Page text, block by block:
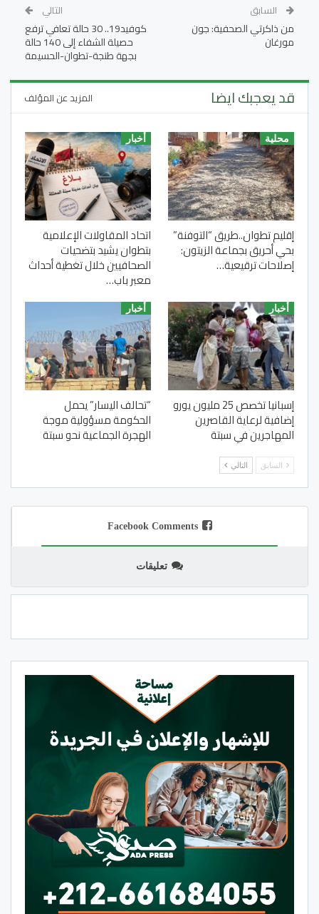
السابق
من ذاكرتي الصحفية: جون
مورغان
التالي
كوفيد19.. 30 حالة تعافي ترفع
حصيلة الشفاء إلى 140 حالة
بجهة طنجة-تطوان-الحسيمة
قد يعجبك ايضا المزيد عن المؤلف
محلية
إقليم تطوان..طريق “التوفنة”
بحي أحريق بجماعة الزيتون:
إصلاحات ترقيعية…
أخبار
اتحاد المقاولات الإعلامية
بتطوان يشيد بتضحيات
الصحافيين خلال تغطية أحداث
معبر باب…
أخبار
إسبانيا تخصص 25 مليون يورو
إضافية لرعاية القاصرين
المهاجرين في سبتة
أخبار
“تحالف اليسار” يحمل
الحكومة مسؤولية موجة
الهجرة الجماعية نحو سبتة
السابق التالي
Facebook Comments
تعليقات